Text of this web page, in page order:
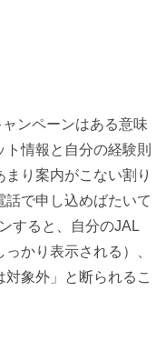
ンペーンはある意味
情報と自分の経験則
り案内がこない割り
で申し込めばたいて
すると、自分のJAL
かり表示される）、
象外」と断られるこ